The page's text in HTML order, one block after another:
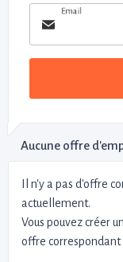
Email
Aucune offre
Il n'y a pas d'offre
actuellement.
Vous pouvez créer
offre correspondant